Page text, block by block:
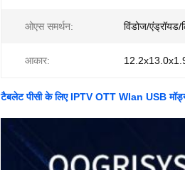
ओएस समर्थन: विंडोज/एंड्रॉयड/
आकार: 12.2x13.0x1.9
टैबलेट पीसी के लिए IPTV OTT Wlan USB